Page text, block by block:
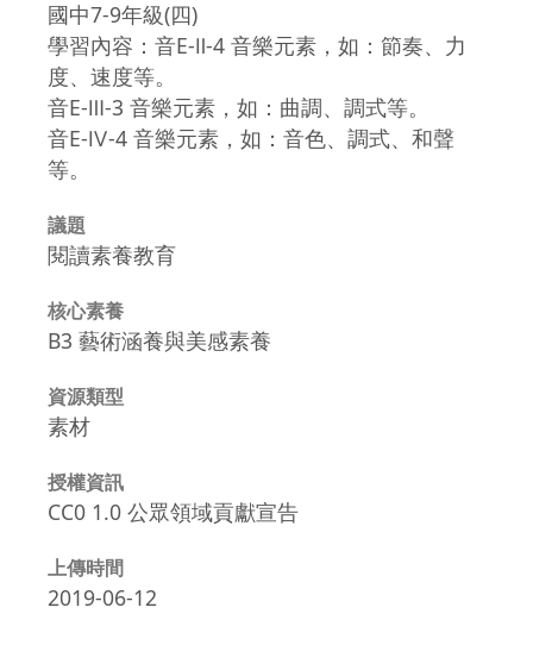
國中7-9年級(四)
學習內容：音E-Ⅱ-4 音樂元素，如：節奏、力
度、速度等。
音E-Ⅲ-3 音樂元素，如：曲調、調式等。
音E-Ⅳ-4 音樂元素，如：音色、調式、和聲
等。
議題
閱讀素養教育
核心素養
B3 藝術涵養與美感素養
資源類型
素材
授權資訊
CC0 1.0 公眾領域貢獻宣告
上傳時間
2019-06-12